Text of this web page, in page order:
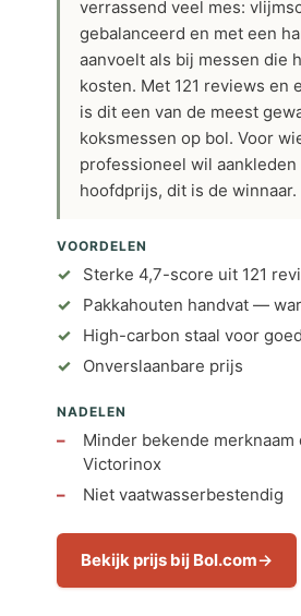
verrassend veel mes:
gebalanceerd en met een
aanvoelt als bij messen die
kosten. Met 121 reviews en
is dit een van de meest
koksmessen op bol. Voor
professioneel wil aankleden
hoofdprijs, dit is de winnaar.
VOORDELEN
Sterke 4,7-score uit 121
Pakkahouten handvat —
High-carbon staal voor
Onverslaanbare prijs
NADELEN
Minder bekende merknaam
Victorinox
Niet vaatwasserbestendig
Bekijk prijs bij Bol.com